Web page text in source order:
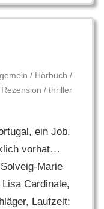
/ Hörbuch /
Rezension / thriller
ein Job,
vorhat…
Marie
Cardinale,
Laufzeit: